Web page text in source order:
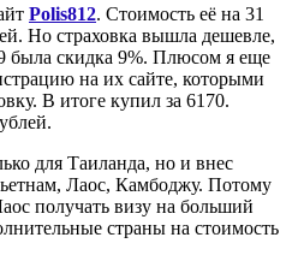
Polis812. Стоимость её на 31
Но страховка вышла дешевле,
была скидка 9%. Плюсом я еще
на их сайте, которыми
В итоге купил за 6170.
для Таиланда, но и внес
Лаос, Камбоджу. Потому
получать визу на больший
страны на стоимость